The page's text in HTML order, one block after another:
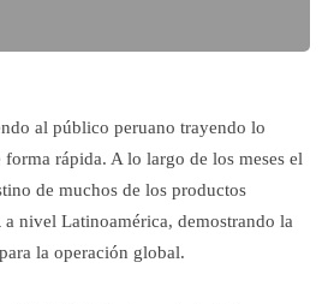
al público peruano trayendo lo
rápida. A lo largo de los meses el
de muchos de los productos
a nivel Latinoamérica, demostrando la
la operación global.